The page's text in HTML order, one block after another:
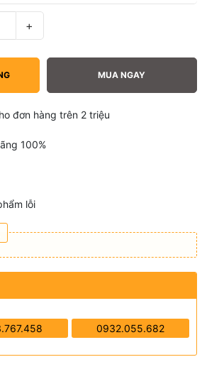
+
MUA NGAY
đơn hàng trên 2 triệu
100%
lỗi
0932.055.682